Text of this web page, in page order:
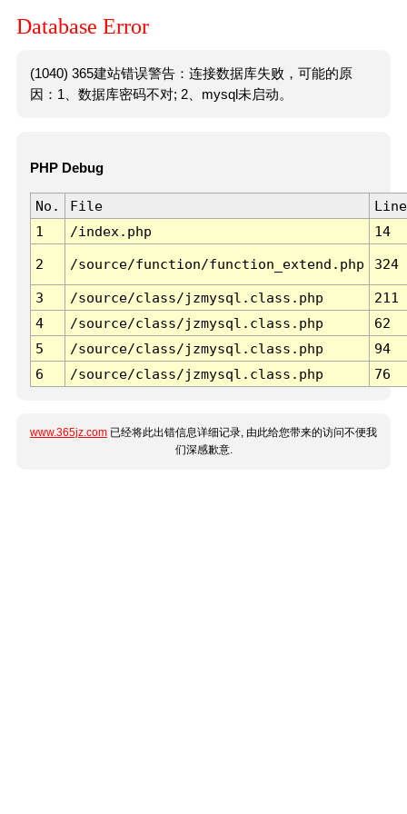
Database Error
(1040) 365建站错误警告：连接数据库失败，可能的原
因：1、数据库密码不对; 2、mysql未启动。
PHP Debug
No. File
Line
1
/index.php 14
2 /source/function/function_extend.php 324
3 /source/class/jzmysql.class.php
211
4
/source/class/jzmysql.class.php
62
5
/source/class/jzmysql.class.php
94
6
/source/class/jzmysql.class.php 76
www.365jz.com 已经将此出错信息详细记录, 由此给您带来的访问不便我
们深感歉意.